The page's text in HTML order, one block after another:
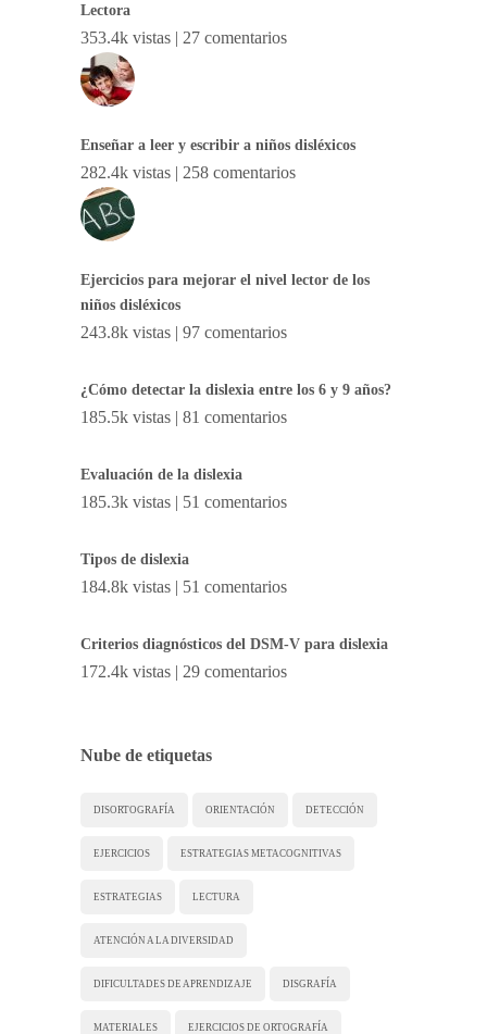
Lectora
353.4k vistas | 27 comentarios
Enseñar a leer y escribir a niños disléxicos
282.4k vistas | 258 comentarios
Ejercicios para mejorar el nivel lector de los
niños disléxicos
243.8k vistas | 97 comentarios
¿Cómo detectar la dislexia entre los 6 y 9 años?
185.5k vistas | 81 comentarios
Evaluación de la dislexia
185.3k vistas | 51 comentarios
Tipos de dislexia
184.8k vistas | 51 comentarios
Criterios diagnósticos del DSM-V para dislexia
172.4k vistas | 29 comentarios
Nube de etiquetas
DISORTOGRAFÍA ORIENTACIÓN DETECCIÓN
EJERCICIOS ESTRATEGIAS METACOGNITIVAS
ESTRATEGIAS LECTURA
ATENCIÓN A LA DIVERSIDAD
DIFICULTADES DE APRENDIZAJE DISGRAFÍA
MATERIALES EJERCICIOS DE ORTOGRAFÍA